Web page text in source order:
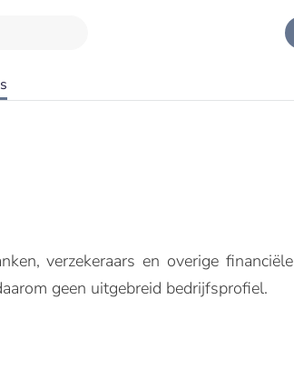
verzekeraars en overige financiële
geen uitgebreid bedrijfsprofiel.